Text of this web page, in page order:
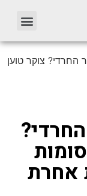
החרדי? צוקר טוען
אחרת